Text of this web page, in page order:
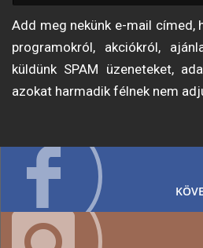
Add meg nekünk e-mail címed,
programokról, akciókról,
küldünk SPAM üzeneteket,
azokat harmadik félnek nem